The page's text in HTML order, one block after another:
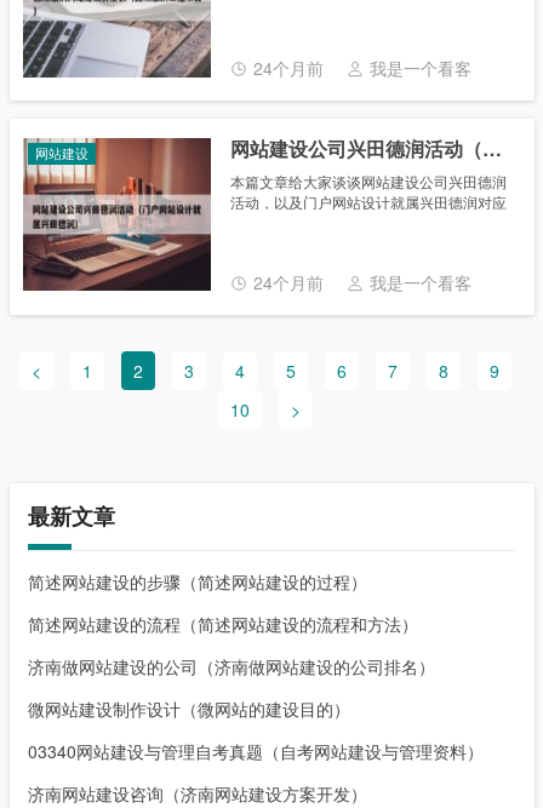
24个月前 我是一个看客
网站建设 网站建设公司兴田德润活动（门户网站设计就属兴田德润）
本篇文章给大家谈谈网站建设公司兴田德润
活动，以及门户网站设计就属兴田德润对应
24个月前 我是一个看客
< 1 2 3 4 5 6 7 8
9
10
>
最新文章
简述网站建设的步骤（简述网站建设的过程）
简述网站建设的流程（简述网站建设的流程和方法）
济南做网站建设的公司（济南做网站建设的公司排名）
微网站建设制作设计（微网站的建设目的）
03340网站建设与管理自考真题（自考网站建设与管理资料）
济南网站建设咨询（济南网站建设方案开发）